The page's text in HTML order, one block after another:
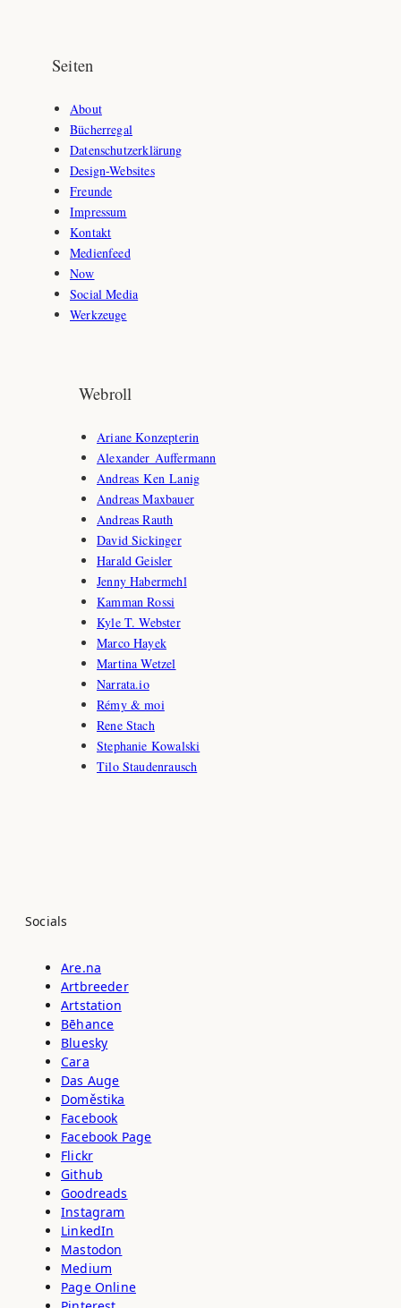
Seiten
About
Bücherregal
Datenschutzerklärung
Design-Websites
Freunde
Impressum
Kontakt
Medienfeed
Now
Social Media
Werkzeuge
Webroll
Ariane Konzepterin
Alexander Auffermann
Andreas Ken Lanig
Andreas Maxbauer
Andreas Rauth
David Sickinger
Harald Geisler
Jenny Habermehl
Kamman Rossi
Kyle T. Webster
Marco Hayek
Martina Wetzel
Narrata.io
Rémy & moi
Rene Stach
Stephanie Kowalski
Tilo Staudenrausch
Socials
Are.na
Artbreeder
Artstation
Bēhance
Bluesky
Cara
Das Auge
Doměstika
Facebook
Facebook Page
Flickr
Github
Goodreads
Instagram
LinkedIn
Mastodon
Medium
Page Online